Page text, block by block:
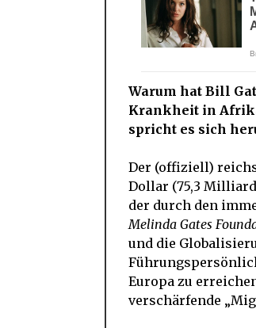
Warum hat Bill
Krankheit in
spricht es sich
Der (offiziell)
Dollar (75,3
der durch den
Melinda Gates
und die
Europa zu
verschärfende